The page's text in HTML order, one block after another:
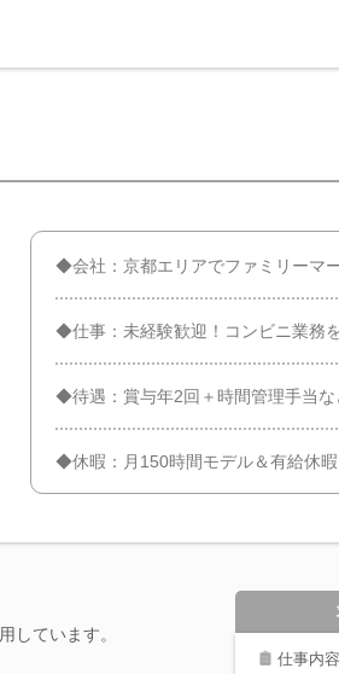
◆会社：京都エリアでファミリーマ
◆仕事：未経験歓迎！コンビニ業務
◆待遇：賞与年2回＋時間管理手当な
◆休暇：月150時間モデル＆有給休
しています。
仕事内容